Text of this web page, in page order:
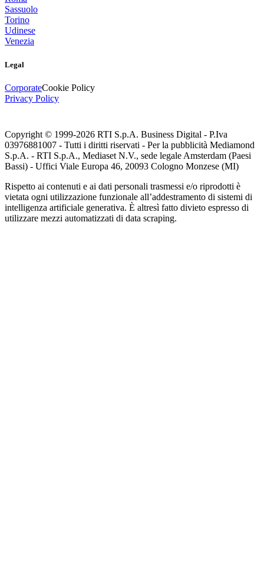
Sassuolo
Torino
Udinese
Venezia
Legal
CorporateCookie Policy
Privacy Policy
Copyright © 1999-2026 RTI S.p.A. Business Digital - P.Iva
03976881007 - Tutti i diritti riservati - Per la pubblicità Mediamond
S.p.A. - RTI S.p.A., Mediaset N.V., sede legale Amsterdam (Paesi
Bassi) - Uffici Viale Europa 46, 20093 Cologno Monzese (MI)
Rispetto ai contenuti e ai dati personali trasmessi e/o riprodotti è
vietata ogni utilizzazione funzionale all’addestramento di sistemi di
intelligenza artificiale generativa. È altresì fatto divieto espresso di
utilizzare mezzi automatizzati di data scraping.